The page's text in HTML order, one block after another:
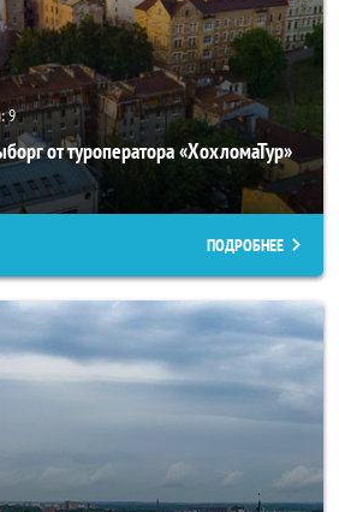
9
от туроператора «ХохломаТур»
ПОДРОБНЕЕ